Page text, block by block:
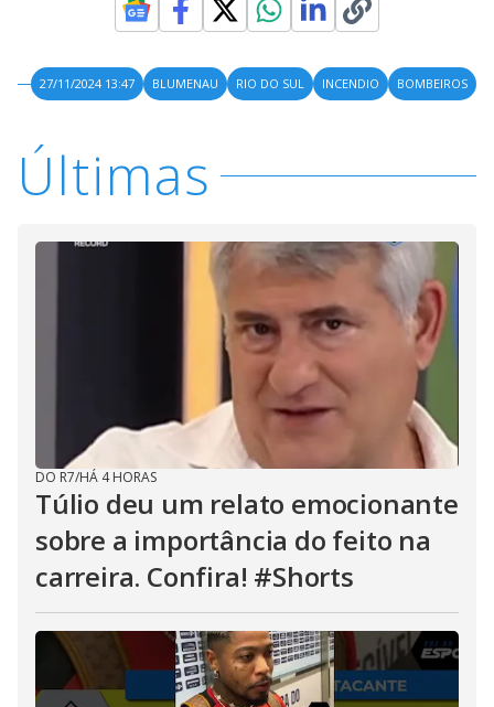
27/11/2024 13:47 BLUMENAU RIO DO SUL INCENDIO BOMBEIROS
Últimas
DO R7/HÁ 4 HORAS
Túlio deu um relato emocionante
sobre a importância do feito na
carreira. Confira! #Shorts